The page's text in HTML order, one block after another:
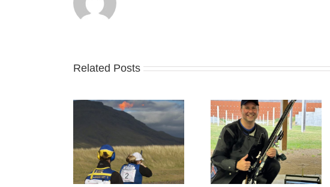
Related Posts
Jón Þór sigraði í Svíþjóð
Evrópumeistaramótinu í
Króatíu lokið